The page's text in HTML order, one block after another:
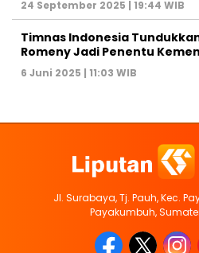
24 September 2025 | 19:44 WIB
Timnas Indonesia Tundukkan
Romeny Jadi Penentu
6 Juni 2025 | 11:03 WIB
Jl. Surabaya, Tj. Pauh, Kec.
Payakumbuh,